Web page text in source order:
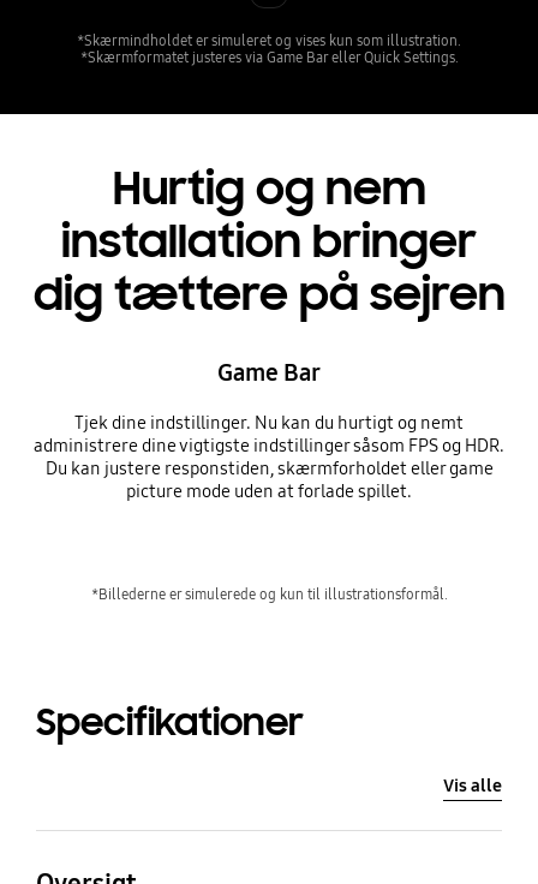
*Skærmindholdet er simuleret og vises kun som illustration.
*Skærmformatet justeres via Game Bar eller Quick Settings.
Hurtig og nem
installation bringer
dig tættere på sejren
Game Bar
Tjek dine indstillinger. Nu kan du hurtigt og nemt
administrere dine vigtigste indstillinger såsom FPS og HDR.
Du kan justere responstiden, skærmforholdet eller game
picture mode uden at forlade spillet.
*Billederne er simulerede og kun til illustrationsformål.
Specifikationer
Vis alle